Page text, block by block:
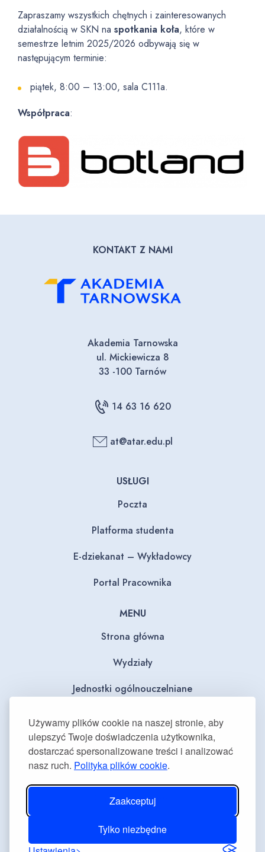
Używamy plików cookie na naszej stronie, aby
ulepszyć Twoje doświadczenia użytkownika,
dostarczać spersonalizowane treści i analizować
nasz ruch. Polityka plików cookie.
Zaakceptuj
Tylko niezbędne
Zapraszamy wszystkich chętnych i zainteresowanych
działalnością w SKN na spotkania koła, które w
semestrze letnim 2025/2026 odbywają się w
następującym terminie:
piątek, 8:00 – 13:00, sala C111a.
Współpraca:
KONTAKT Z NAMI
Akademia Tarnowska
ul. Mickiewicza 8
33 -100 Tarnów
14 63 16 620
at@atar.edu.pl
USŁUGI
Poczta
Platforma studenta
E-dziekanat – Wykładowcy
Portal Pracownika
MENU
Strona główna
Wydziały
Jednostki ogólnouczelniane
Dla mediów
Deklaracja dostępności
Plan równości płci